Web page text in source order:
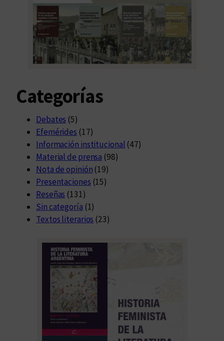
Categorías
Debates (5)
Efemérides (17)
Información institucional (47)
Material de prensa (98)
Nota de opinión (19)
Presentaciones (15)
Reseñas (131)
Sin categoría (1)
Textos literarios (23)